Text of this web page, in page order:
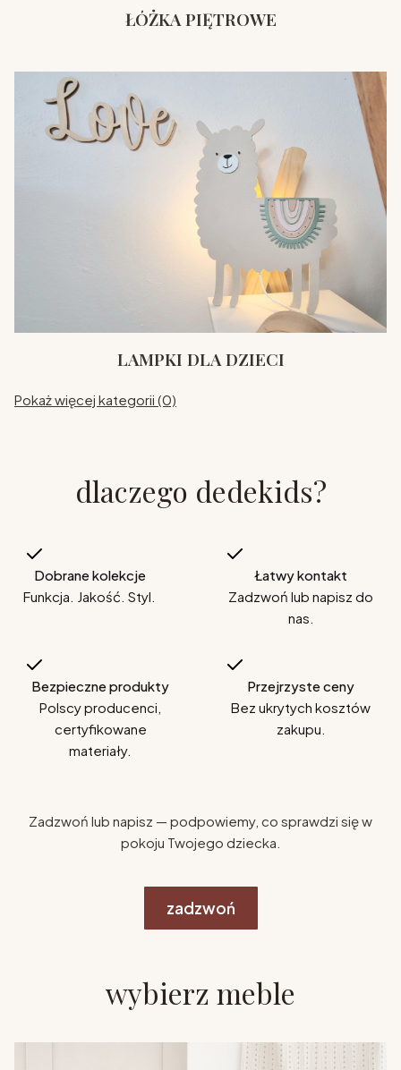
ŁÓŻKA PIĘTROWE
LAMPKI DLA DZIECI
Pokaż więcej kategorii (0)
dlaczego dedekids?
Dobrane kolekcje
Funkcja. Jakość. Styl.
Łatwy kontakt
Zadzwoń lub napisz do
nas.
Bezpieczne produkty
Polscy producenci,
certyfikowane
materiały.
Przejrzyste ceny
Bez ukrytych kosztów
zakupu.
Zadzwoń lub napisz — podpowiemy, co sprawdzi się w
pokoju Twojego dziecka.
zadzwoń
wybierz meble